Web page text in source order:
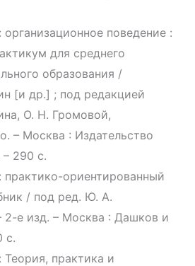
поведение :
для среднего
образования /
[и др.] ; под редакцией
О. Н. Громовой,
– Москва : Издательство
290 с.
ориентированный
/ под ред. Ю. А.
2-е изд. – Москва : Дашков и
с.
практика и